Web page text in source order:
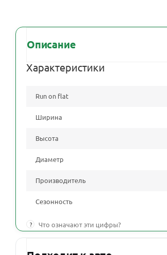
Описание
Характеристики
Run on flat
Ширина
Высота
Диаметр
Производитель
Сезонность
? Что означают эти цифры?